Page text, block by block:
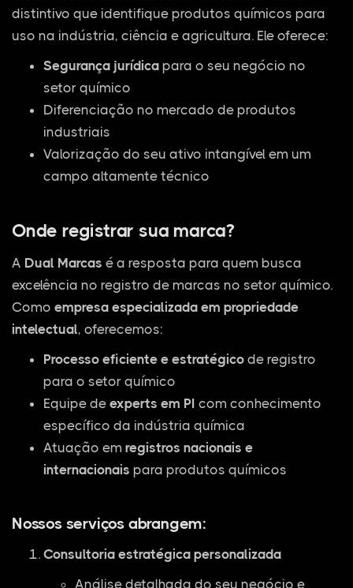
distintivo que identifique produtos químicos para
uso na indústria, ciência e agricultura. Ele oferece:
Segurança jurídica para o seu negócio no
setor químico
Diferenciação no mercado de produtos
industriais
Valorização do seu ativo intangível em um
campo altamente técnico
Onde registrar sua marca?
A Dual Marcas é a resposta para quem busca
excelência no registro de marcas no setor químico.
Como empresa especializada em propriedade
intelectual, oferecemos:
Processo eficiente e estratégico de registro
para o setor químico
Equipe de experts em PI com conhecimento
específico da indústria química
Atuação em registros nacionais e
internacionais para produtos químicos
Nossos serviços abrangem:
Consultoria estratégica personalizada
Análise detalhada do seu negócio e